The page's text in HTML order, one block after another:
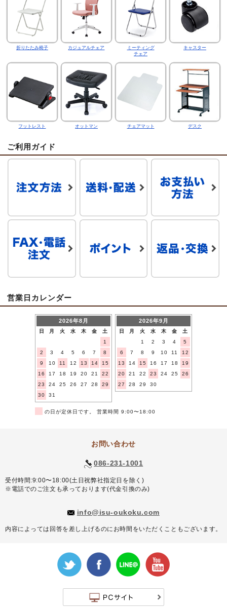
折りたたみ椅子 カジュアルチェア
ミーティング
チェア
キャスター
フットレスト オットマン チェアマット デスク
ご利用ガイド
営業日カレンダー
2026年8月
日 月 火 水 木 金
土
1
2
3 4 5 6 7
8
9
10 11 12 13 14
15
16
17 18 19 20 21
22
23
24 25 26 27 28
29
30
31
2026年9月
日 月 火 水 木 金
土
1
2 3 4
5
6
7 8 9 10 11
12
13
14 15 16 17 18
19
20
21 22 23 24 25
26
27
28 29 30
の日が定休日です。 営業時間 9:00〜18:00
お問い合わせ
086-231-1001
受付時間:9:00〜18:00(土日祝弊社指定日を除く)
※電話でのご注文も承っております(代金引換のみ)
info@isu-oukoku.com
内容によっては回答を差し上げるのにお時間をいただくこともございます。